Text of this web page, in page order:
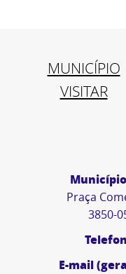
MUNICÍPIO
VISITAR
Praça
3850-
E-mail